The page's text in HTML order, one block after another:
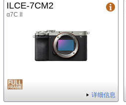
ILCE-7CM2
α7C II
详细信息